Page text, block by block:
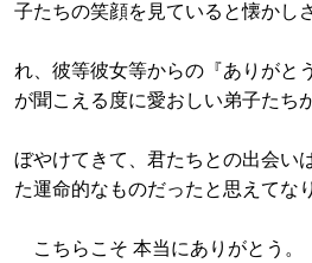
子たちの笑顔を見ていると懐かし
れ、彼等彼女等からの『ありがと
が聞こえる度に愛おしい弟子たち
ぼやけてきて、君たちとの出会い
た運命的なものだったと思えてな
こちらこそ 本当にありがとう。